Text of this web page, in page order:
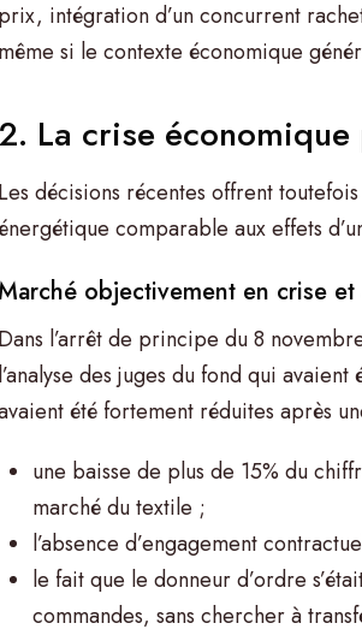
prix, intégration d’un concurrent
même si le contexte économique
2. La crise
Les décisions récentes offrent
comparable aux effets
objectivement en crise
Dans l’arrêt de principe du 8
l’analyse des juges du fond qui avaient
été fortement réduites après
une baisse de plus de 15% du
marché du textile ;
l’absence d’engagement
le fait que le donneur d’ordre
commandes, sans chercher à